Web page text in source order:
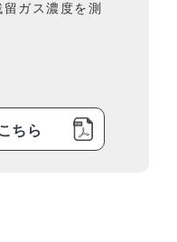
ガス濃度を測
ちら